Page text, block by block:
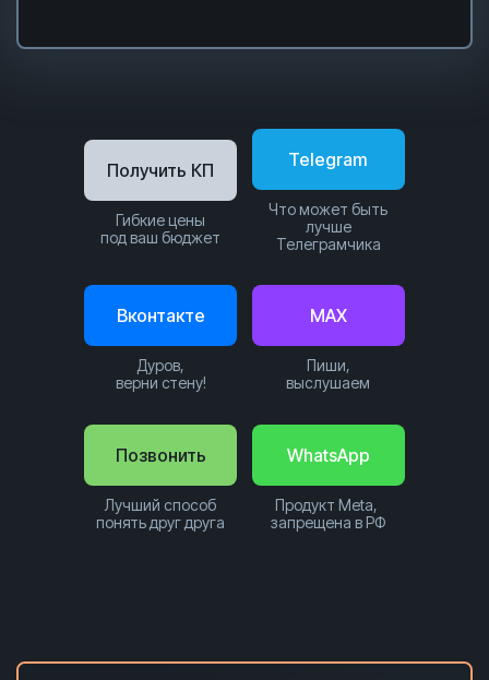
Позвонить
Лучший способ
понять друг друга
WhatsApp
Продукт Meta,
запрещена в РФ
Telegram
Что может быть
лучше
Телеграмчика
Вконтакте
Дуров,
верни стену!
Получить КП
Гибкие цены
под ваш бюджет
MAX
Пиши,
выслушаем